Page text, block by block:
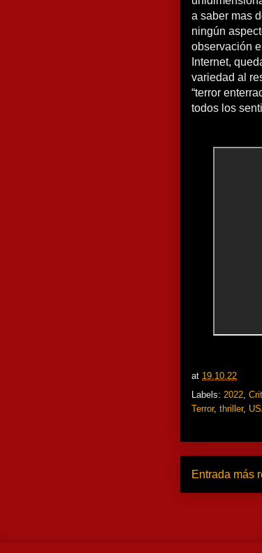
a saber mas
ningún
observación
Internet,
variedad al
“terror
todos los
at 19.10.22
Labels: 2022,
Terror, thriller,
Entrada más